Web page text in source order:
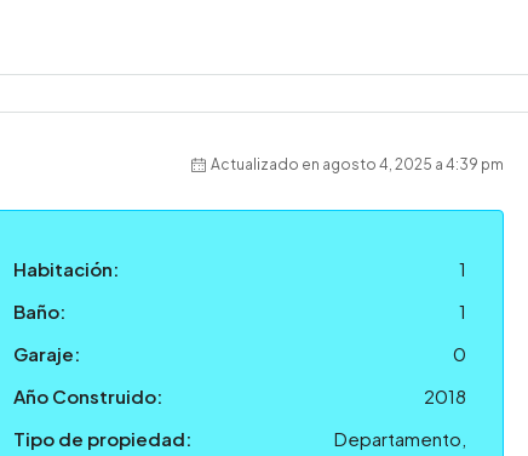
Actualizado en agosto 4, 2025 a 4:39 pm
Habitación:
1
Baño:
1
Garaje:
0
Año Construido:
2018
Tipo de propiedad:
Departamento,